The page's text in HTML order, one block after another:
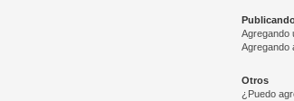
Agregando
Agregando
Otros
¿Puedo